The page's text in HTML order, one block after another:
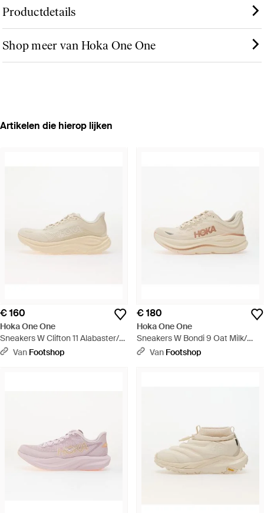
Productdetails
Shop meer van Hoka One One
Artikelen die hierop lijken
€ 160
Hoka One One
Sneakers W Clifton 11 Alabaster/
Oat Milk Eur - Wit
Van Footshop
€ 180
Hoka One One
Sneakers W Bondi 9 Oat Milk/
Rose Eur - Naturel
Van Footshop